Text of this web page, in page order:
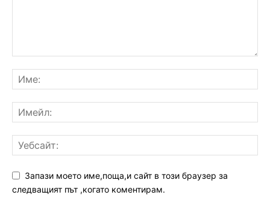
Запази моето име,поща,и сайт в този браузер за
следващият път ,когато коментирам.